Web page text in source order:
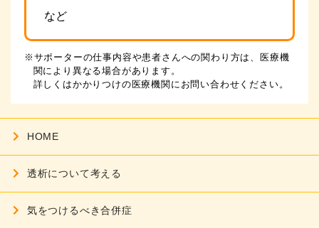
など
※サポーターの仕事内容や患者さんへの関わり方は、医療機
関により異なる場合があります。
詳しくはかかりつけの医療機関にお問い合わせください。
HOME
透析について考える
気をつけるべき合併症